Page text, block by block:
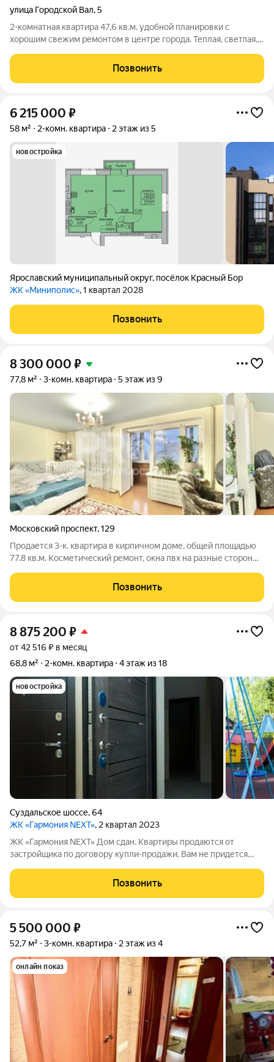
улица Городской Вал,5
2-комнатная квартира 47,6 кв.м. удобной планировки с
хорошим свежим ремонтом в центре города. Теплая, светлая,
дома. Отличный вариант как для проживания, так и для сдачи в
аренду! Без балкона.
Позвонить
6 215 000 ₽
58 м² 2-комн. квартира 2 этаж из 5
новостройка
Ярославский муниципальный округ, посёлок Красный Бор
ЖК «Миниполис», 1 квартал 2028
Позвонить
8 300 000 ₽
77,8 м² 3-комн. квартира 5 этаж из 9
Московский проспект,129
Продается 3-к. квартира в кирпичном доме, общей площадью
77.8 кв.м. Косметический ремонт, окна пвх на разные стороны,
раздельный санузел, все комнаты изолированные,
просторные, большой застекленный
Позвонить
8 875 200 ₽
от 42 516 ₽ в месяц
68,8 м²
2-комн. квартира 4 этаж из 18
новостройка
Суздальское шоссе,64
ЖК «Гармония NEXT», 2 квартал 2023
ЖК «Гармония NEXT» Дом сдан. Квартиры продаются от
застройщика по договору купли-продажи. Вам не придется
NEXT» подходит под все виды господдержки, военную
ипотеку, материнский капитал, все виды
Позвонить
5 500 000 ₽
52,7 м² 3-комн. квартира 2 этаж из 4
онлайн показ